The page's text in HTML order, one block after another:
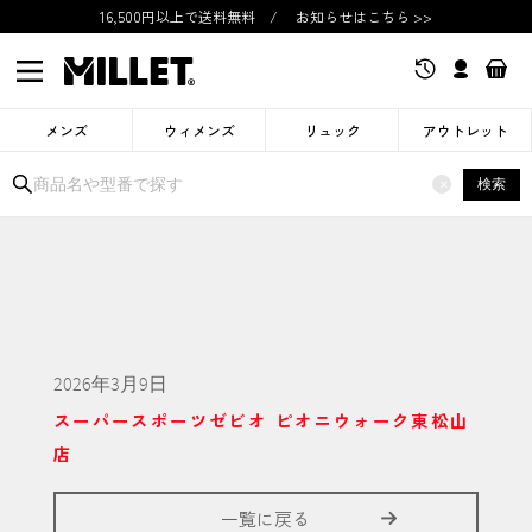
16,500円以上で送料無料 / お知らせはこちら >>
メンズ ウィメンズ リュック アウトレット
× 検索
2026年3月9日
スーパースポーツゼビオ ピオニウォーク東松山
店
一覧に戻る